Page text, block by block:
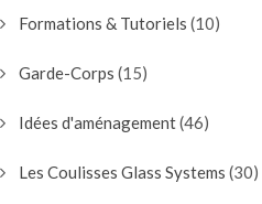
Formations & Tutoriels (10)
Garde-Corps (15)
Idées d'aménagement(46)
Les Coulisses Glass Systems (30)